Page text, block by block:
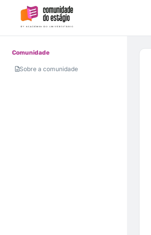
Comunidade
Sobre a comunidade